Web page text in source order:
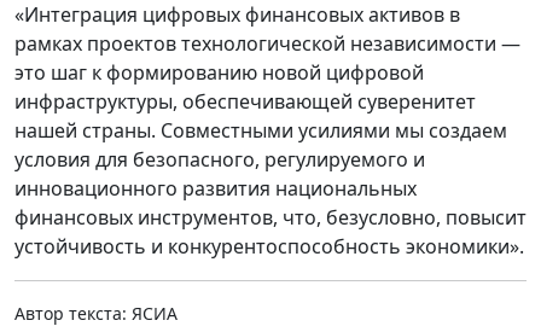
«Интеграция цифровых финансовых активов в
рамках проектов технологической независимости —
это шаг к формированию новой цифровой
инфраструктуры, обеспечивающей суверенитет
нашей страны. Совместными усилиями мы создаем
условия для безопасного, регулируемого и
инновационного развития национальных
финансовых инструментов, что, безусловно, повысит
устойчивость и конкурентоспособность экономики».
Автор текста: ЯСИА